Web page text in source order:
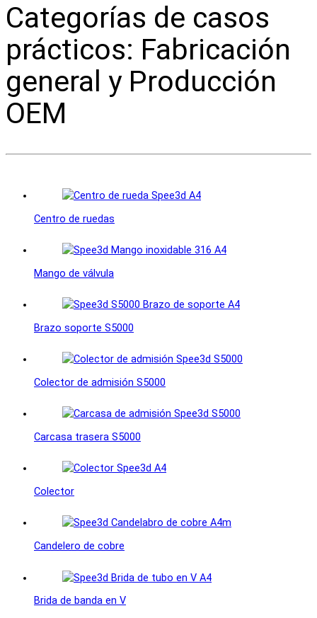
Categorías de casos
prácticos: Fabricación
general y Producción
OEM
Centro de ruedas
Mango de válvula
Brazo soporte S5000
Colector de admisión S5000
Carcasa trasera S5000
Colector
Candelero de cobre
Brida de banda en V